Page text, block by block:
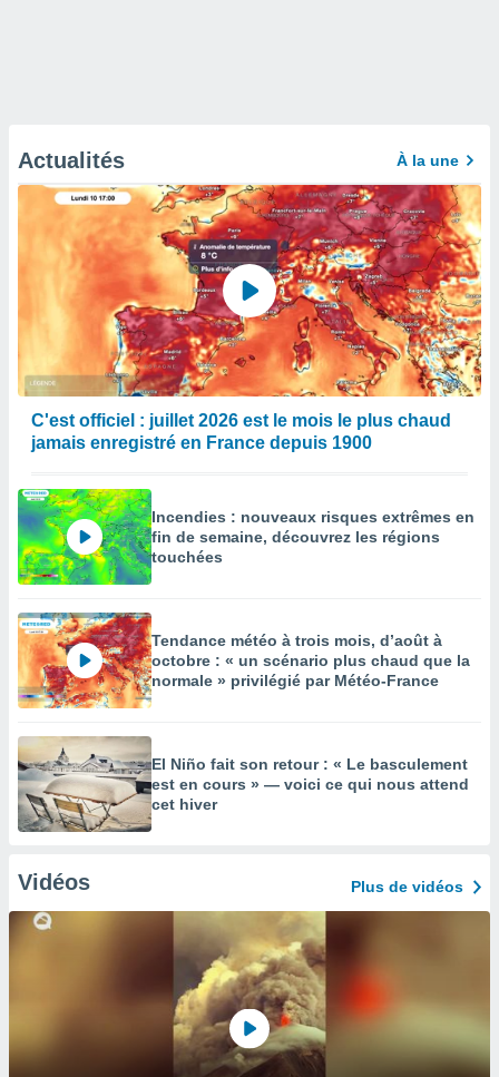
Actualités À la une
C'est officiel : juillet 2026 est le mois le plus chaud
jamais enregistré en France depuis 1900
Incendies : nouveaux risques extrêmes en
fin de semaine, découvrez les régions
touchées
Tendance météo à trois mois, d’août à
octobre : « un scénario plus chaud que la
normale » privilégié par Météo-France
El Niño fait son retour : « Le basculement
est en cours » — voici ce qui nous attend
cet hiver
Vidéos Plus de vidéos